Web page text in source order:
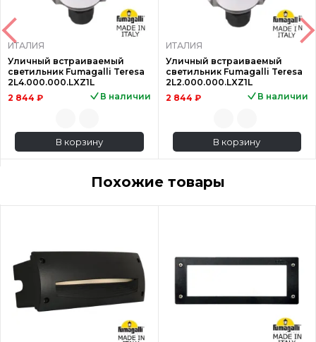
ИТАЛИЯ
Уличный встраиваемый
светильник Fumagalli Teresa
2L4.000.000.LXZ1L
2 844 ₽
В наличии
В корзину
ИТАЛИЯ
Уличный встраиваемый
светильник Fumagalli Teresa
2L2.000.000.LXZ1L
2 844 ₽
В наличии
В корзину
Похожие товары